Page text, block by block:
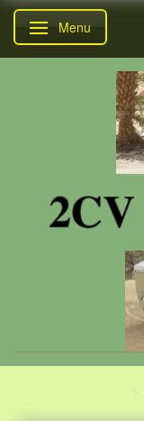
Skifte navigation
Menu